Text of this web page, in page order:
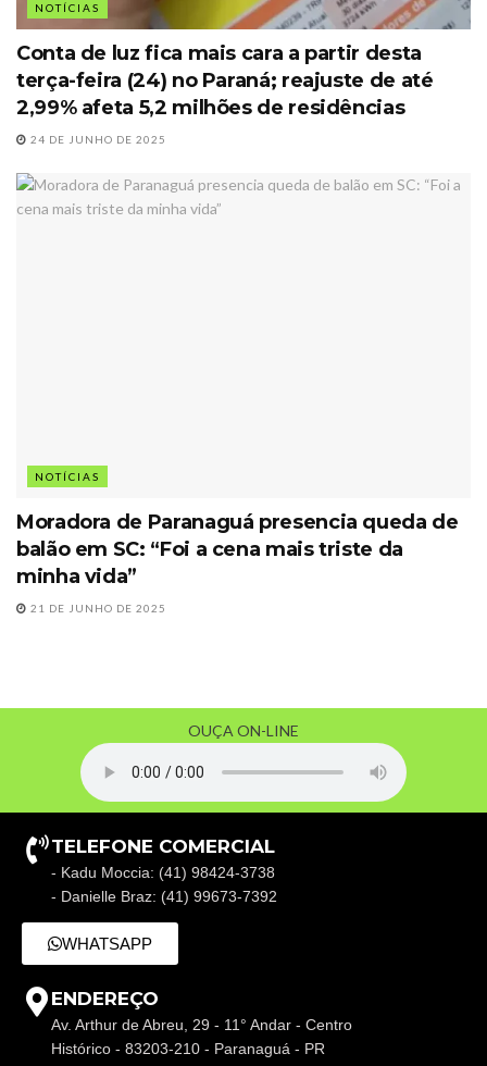
NOTÍCIAS
Conta de luz fica mais cara a partir desta
terça-feira (24) no Paraná; reajuste de até
2,99% afeta 5,2 milhões de residências
24 DE JUNHO DE 2025
NOTÍCIAS
Moradora de Paranaguá presencia queda de
balão em SC: “Foi a cena mais triste da
minha vida”
21 DE JUNHO DE 2025
OUÇA ON-LINE
TELEFONE COMERCIAL
- Kadu Moccia: (41) 98424-3738
- Danielle Braz: (41) 99673-7392
WHATSAPP
ENDEREÇO
Av. Arthur de Abreu, 29 - 11° Andar - Centro
Histórico - 83203-210 - Paranaguá - PR